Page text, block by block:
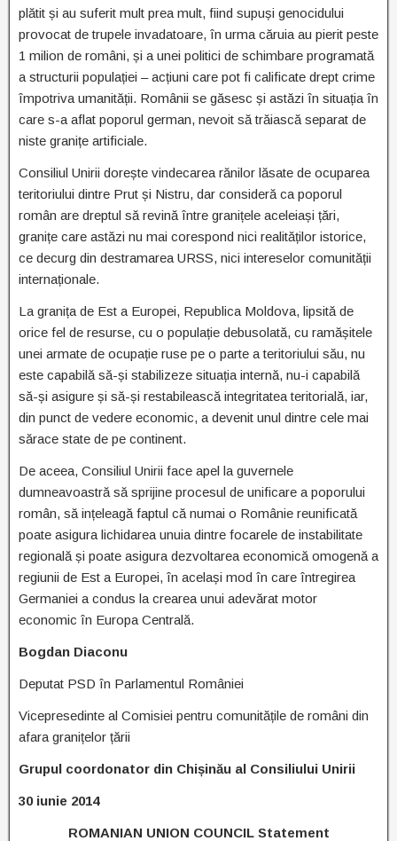
plătit și au suferit mult prea mult, fiind supuși genocidului
provocat de trupele invadatoare, în urma căruia au pierit peste
1 milion de români, și a unei politici de schimbare programată
a structurii populației – acțiuni care pot fi calificate drept crime
împotriva umanității. Românii se găsesc și astăzi în situația în
care s-a aflat poporul german, nevoit să trăiască separat de
niste granițe artificiale.
Consiliul Unirii dorește vindecarea rănilor lăsate de ocuparea
teritoriului dintre Prut și Nistru, dar consideră ca poporul
român are dreptul să revină între granițele aceleiași țări,
granițe care astăzi nu mai corespond nici realităților istorice,
ce decurg din destramarea URSS, nici intereselor comunității
internaționale.
La granița de Est a Europei, Republica Moldova, lipsită de
orice fel de resurse, cu o populație debusolată, cu ramășitele
unei armate de ocupație ruse pe o parte a teritoriului său, nu
este capabilă să-și stabilizeze situația internă, nu-i capabilă
să-și asigure și să-și restabilească integritatea teritorială, iar,
din punct de vedere economic, a devenit unul dintre cele mai
sărace state de pe continent.
De aceea, Consiliul Unirii face apel la guvernele
dumneavoastră să sprijine procesul de unificare a poporului
român, să ințeleagă faptul că numai o Românie reunificată
poate asigura lichidarea unuia dintre focarele de instabilitate
regională și poate asigura dezvoltarea economică omogenă a
regiunii de Est a Europei, în același mod în care întregirea
Germaniei a condus la crearea unui adevărat motor
economic în Europa Centrală.
Bogdan Diaconu
Deputat PSD în Parlamentul României
Vicepresedinte al Comisiei pentru comunitățile de români din
afara granițelor țării
Grupul coordonator din Chișinău al Consiliului Unirii
30 iunie 2014
ROMANIAN UNION COUNCIL Statement